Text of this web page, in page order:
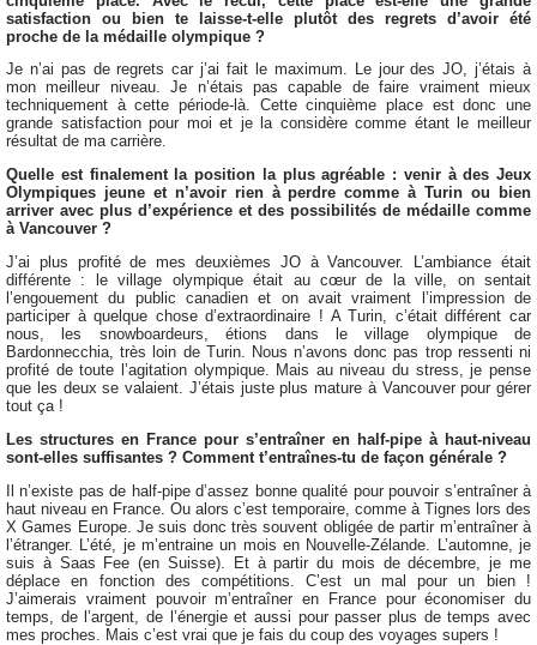
satisfaction ou bien te laisse-t-elle plutôt des regrets d’avoir été
proche de la médaille olympique ?
Je n’ai pas de regrets car j’ai fait le maximum. Le jour des JO, j’étais à
mon meilleur niveau. Je n’étais pas capable de faire vraiment mieux
techniquement à cette période-là. Cette cinquième place est donc une
grande satisfaction pour moi et je la considère comme étant le meilleur
résultat de ma carrière.
Quelle est finalement la position la plus agréable : venir à des Jeux
Olympiques jeune et n’avoir rien à perdre comme à Turin ou bien
arriver avec plus d’expérience et des possibilités de médaille comme
à Vancouver ?
J’ai plus profité de mes deuxièmes JO à Vancouver. L’ambiance était
différente : le village olympique était au cœur de la ville, on sentait
l’engouement du public canadien et on avait vraiment l’impression de
participer à quelque chose d’extraordinaire ! A Turin, c’était différent car
nous, les snowboardeurs, étions dans le village olympique de
Bardonnecchia, très loin de Turin. Nous n’avons donc pas trop ressenti ni
profité de toute l’agitation olympique. Mais au niveau du stress, je pense
que les deux se valaient. J’étais juste plus mature à Vancouver pour gérer
tout ça !
Les structures en France pour s’entraîner en half-pipe à haut-niveau
sont-elles suffisantes ? Comment t’entraînes-tu de façon générale ?
Il n’existe pas de half-pipe d’assez bonne qualité pour pouvoir s’entraîner à
haut niveau en France. Ou alors c’est temporaire, comme à Tignes lors des
X Games Europe. Je suis donc très souvent obligée de partir m’entraîner à
l’étranger. L’été, je m’entraine un mois en Nouvelle-Zélande. L’automne, je
suis à Saas Fee (en Suisse). Et à partir du mois de décembre, je me
déplace en fonction des compétitions. C’est un mal pour un bien !
J’aimerais vraiment pouvoir m’entraîner en France pour économiser du
temps, de l’argent, de l’énergie et aussi pour passer plus de temps avec
mes proches. Mais c’est vrai que je fais du coup des voyages supers !